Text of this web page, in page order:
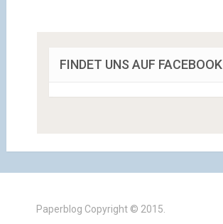
FINDET UNS AUF FACEBOOK
Paperblog Copyright © 2015.